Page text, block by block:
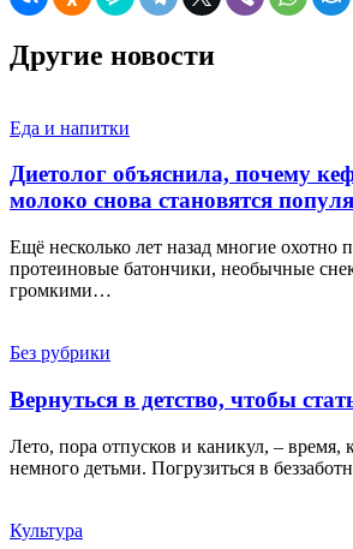
Другие новости
Еда и напитки
Диетолог объяснила, почему
молоко снова становятся
Ещё несколько лет назад многие охотно
протеиновые батончики, необычные
громкими…
Без рубрики
Вернуться в детство, чтобы
Лето, пора отпусков и каникул, – время,
немного детьми. Погрузиться в
Культура